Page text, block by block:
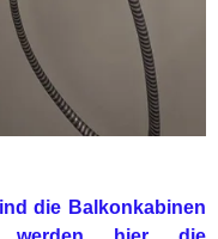
die Balkonkabinen